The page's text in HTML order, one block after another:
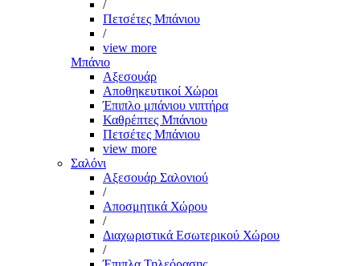
/
Πετσέτες Μπάνιου
/
view more
Μπάνιο
Αξεσουάρ
Αποθηκευτικοί Χώροι
Έπιπλο μπάνιου νιπτήρα
Καθρέπτες Μπάνιου
Πετσέτες Μπάνιου
view more
Σαλόνι
Αξεσουάρ Σαλονιού
/
Αποσμητικά Χώρου
/
Διαχωριστικά Εσωτερικού Χώρου
/